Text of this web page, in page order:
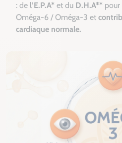
: de l’E.P.A* et du D.H.A** pour
Oméga-6 / Oméga-3 et
cardiaque normale.